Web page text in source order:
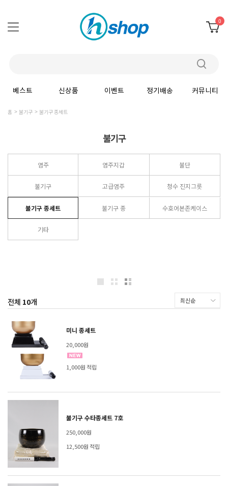
0
베스트 신상품 이벤트 정기배송 커뮤니티
홈 불기구 불기구 종세트
불기구
염주 염주지갑 불단
불기구 고급염주 청수 진지그릇
불기구 종세트 불기구 종 수호어본존케이스
기타
전체 10개
미니 종세트
20,000원
1,000원 적립
불기구 수타종세트 7호
250,000원
12,500원 적립